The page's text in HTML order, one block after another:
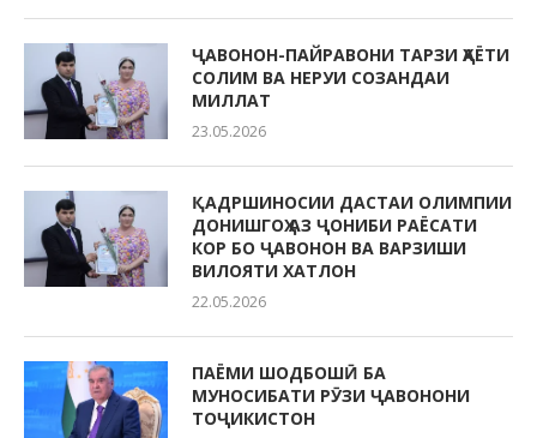
ҶАВОНОН-ПАЙРАВОНИ ТАРЗИ ҲАЁТИ
СОЛИМ ВА НЕРУИ СОЗАНДАИ
МИЛЛАТ
23.05.2026
ҚАДРШИНОСИИ ДАСТАИ ОЛИМПИИ
ДОНИШГОҲ АЗ ҶОНИБИ РАЁСАТИ
КОР БО ҶАВОНОН ВА ВАРЗИШИ
ВИЛОЯТИ ХАТЛОН
22.05.2026
ПАЁМИ ШОДБОШӢ БА
МУНОСИБАТИ РӮЗИ ҶАВОНОНИ
ТОҶИКИСТОН